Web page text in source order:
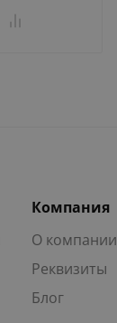
Компания
О компании
Реквизиты
Блог